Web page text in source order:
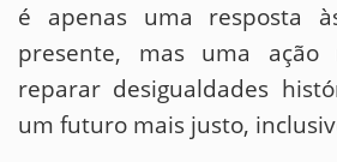
é apenas uma resposta
presente, mas uma ação
reparar desigualdades
um futuro mais justo,